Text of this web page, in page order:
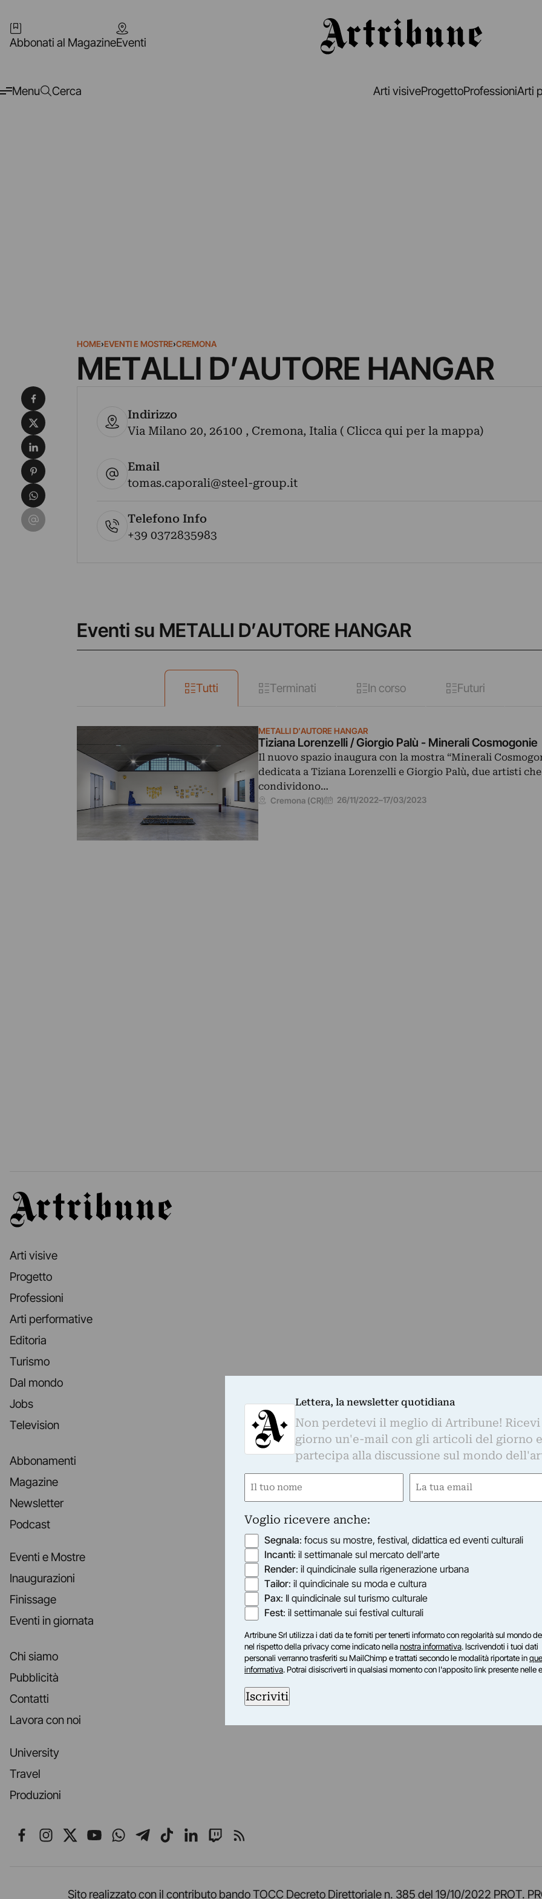
Abbonati al MagazineEventi
Menu Cerca Arti visiveProgettoProfessioniArti
HOME›EVENTI E MOSTRE›CREMONA
METALLI D’AUTORE HANGAR
Indirizzo
Via Milano 20, 26100 , Cremona, Italia ( Clicca qui per la mappa)
Email
tomas.caporali@steel-group.it
Telefono Info
+39 0372835983
Eventi su METALLI D’AUTORE HANGAR
Tutti Terminati In corso Futuri
METALLI D’AUTORE HANGAR
Tiziana Lorenzelli / Giorgio Palù - Minerali Cosmogonie
Il nuovo spazio inaugura con la mostra “Minerali
dedicata a Tiziana Lorenzelli e Giorgio Palù, due artisti che
condividono…
Cremona (CR) 26/11/2022–17/03/2023
Condividi su Facebook
Condividi su X
Condividi su LinkedIn
Condividi su Pinterest
Condividi su WhatsApp
Condividi su Email
Artribune
Arti visive
Progetto
Professioni
Arti performative
Editoria
Turismo
Dal mondo
Jobs
Television
Abbonamenti
Magazine
Newsletter
Podcast
Eventi e Mostre
Inaugurazioni
Finissage
Eventi in giornata
Chi siamo
Pubblicità
Contatti
Lavora con noi
University
Travel
Produzioni
Seguici su Facebook
Seguici su Instagram
Seguici su X
Seguici su YouTube
Seguici su WhatsApp
Seguici su Telegram
Seguici su TikTok
Seguici su LinkedIn
Seguici su Twitch
Seguici su Rss
Sito realizzato con il contributo bando TOCC Decreto Direttoriale n. 385 del 19/10/2022 PROT.
Lettera, la newsletter quotidiana
Non perdetevi il meglio di Artribune!
giorno un'e-mail con gli articoli del giorno
partecipa alla discussione sul mondo
Nome
Email
Voglio ricevere anche:
Segnala: focus su mostre, festival, didattica ed eventi culturali
Incanti: il settimanale sul mercato dell'arte
Render: il quindicinale sulla rigenerazione urbana
Tailor: il quindicinale su moda e cultura
Pax: Il quindicinale sul turismo culturale
Fest: il settimanale sui festival culturali
Artribune Srl utilizza i dati da te forniti per tenerti informato con regolarità sul mondo
nel rispetto della privacy come indicato nellanostra informativa. Iscrivendoti i tuoi dati
personali verranno trasferiti su MailChimp e trattati secondo le modalità riportate in
informativa. Potrai disiscriverti in qualsiasi momento con l'apposito link presente nelle
Iscriviti